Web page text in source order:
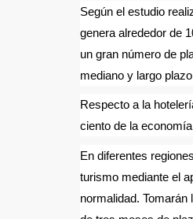
Según el estudio
genera alrededor de
un gran número de
mediano y largo
Respecto a la
ciento de la
En diferentes
turismo mediante el
normalidad.